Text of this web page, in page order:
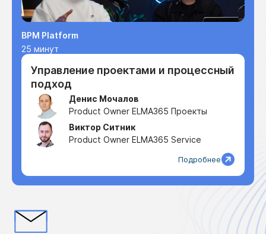
BPM Platform
25 минут
Управление проектами и процессный
подход
Денис Мочалов
Product Owner ELMA365 Проекты
Виктор Ситник
Product Owner ELMA365 Service
Подробнее